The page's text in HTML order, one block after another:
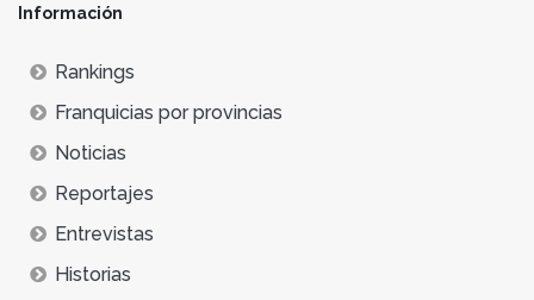
Información
Rankings
Franquicias por provincias
Noticias
Reportajes
Entrevistas
Historias